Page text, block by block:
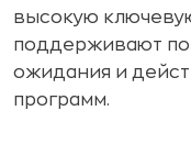
высокую
поддерживают
ожидания и
программ.